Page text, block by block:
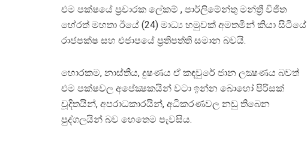
එම පක්ෂයේ ප්‍රචාරක ලේකම් , පාර්ලිමේන්තු මන්ත්‍රී විජිත
හේරත් මහතා ඊයේ (24) මාධ්‍ය හමුවක් අමතමින් කියා සිටියේ
රාජපක්ෂ සහ එජාපයේ ප‍්‍රතිපත්ති සමාන බවයි.
හොරකම, නාස්තිය, දුෂණය ඒ කඳවුරේ ජාන ලක්‍ෂණය බවත්
එම පක්ෂවල අපේක්‍ෂකයින් වටා ඉන්න බොහෝ පිරිසක්
චූදිතයින්, අපරාධකාරයින්, අධිකරණවල නඩු තිබෙන
පුද්ගලයින් බව හෙතෙම පැවසිය.